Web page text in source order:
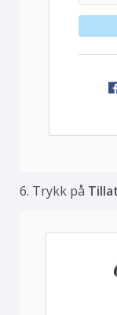
6. Trykk på